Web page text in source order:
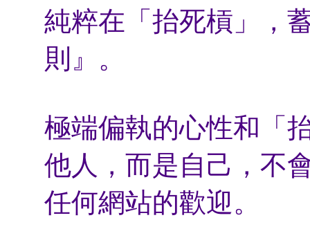
純粹在「抬死槓」，
則』。
極端偏執的心性和「
他人，而是自己，不
任何網站的歡迎。